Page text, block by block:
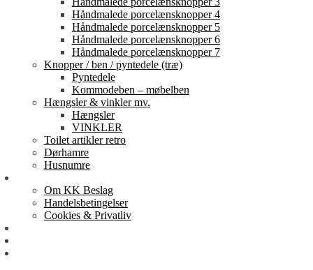
Håndmalede porcelænsknopper 4
Håndmalede porcelænsknopper 5
Håndmalede porcelænsknopper 6
Håndmalede porcelænsknopper 7
Knopper / ben / pyntedele (træ)
Pyntedele
Kommodeben – møbelben
Hængsler & vinkler mv.
Hængsler
VINKLER
Toilet artikler retro
Dørhamre
Husnumre
Om KK Beslag
Handelsbetingelser
Cookies & Privatliv